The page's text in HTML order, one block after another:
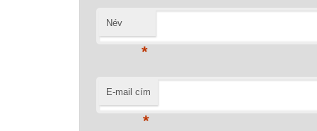
Név
*
E-mail cím
*